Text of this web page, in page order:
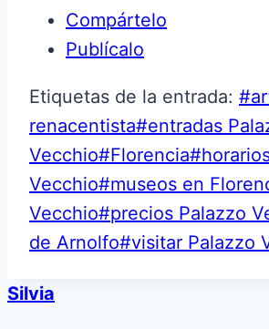
Compártelo
Publícalo
Etiquetas de la entrada: #
renacentista#entradas
Vecchio#Florencia#
Vecchio#museos en
Vecchio#precios Palazzo
de Arnolfo#visitar Palazzo
Silvia